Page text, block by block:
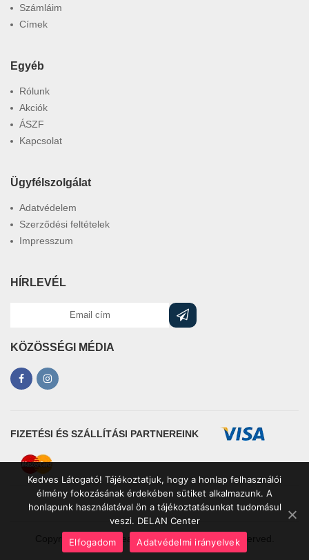
Számláim
Címek
Egyéb
Rólunk
Akciók
ÁSZF
Kapcsolat
Ügyfélszolgálat
Adatvédelem
Szerződési feltételek
Impresszum
HÍRLEVÉL
KÖZÖSSÉGI MÉDIA
FIZETÉSI ÉS SZÁLLÍTÁSI PARTNEREINK
Copyrights © 2021 leakcioztuk.hu. All Rights Reserved.
Kedves Látogató! Tájékoztatjuk, hogy a honlap felhasználói
élmény fokozásának érdekében sütiket alkalmazunk. A
honlapunk használatával ön a tájékoztatásunkat tudomásul
veszi. DELAN Center
Elfogadom
Adatvédelmi irányelvek